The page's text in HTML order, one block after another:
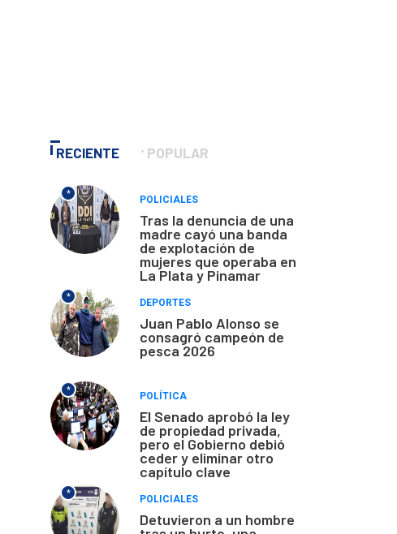
RECIENTE POPULAR
*
POLICIALES
Tras la denuncia de una
madre cayó una banda
de explotación de
mujeres que operaba en
La Plata y Pinamar
*
DEPORTES
Juan Pablo Alonso se
consagró campeón de
pesca 2026
*
POLÍTICA
El Senado aprobó la ley
de propiedad privada,
pero el Gobierno debió
ceder y eliminar otro
capítulo clave
*
POLICIALES
Detuvieron a un hombre